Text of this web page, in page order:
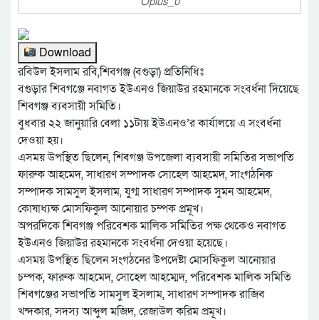
Download
রবিউল ইসলাম রবি,শিবগঞ্জ (বগুড়া) প্রতিনিধিঃ
বগুড়ার শিবগঞ্জে নবাগত ইউএনও জিয়াউর রহমানকে সংবর্ধনা দিয়েছে
শিবগঞ্জ ব্যবসায়ী সমিতি।
বুধবার ২২ জানুয়ারি বেলা ১১টায় ইউএনও’র কার্যালয়ে এ সংবর্ধনা
দেওয়া হয়।
এসময় উপস্থিত ছিলেন, শিবগঞ্জ উপজেলা ব্যবসায়ী সমিতির সভাপতি
ফারুক আহমেদ, সাধারণ সম্পাদক সোহেল আহমেদ, সাংগঠনিক
সম্পাদক সামসুল ইসলাম, যুগ্ম সাধারণ সম্পাদক সুমন আহমেদ,
কোষাধ্যক্ষ মোসফিকুল আনোয়ার চম্পক প্রমূখ।
অপরদিকে শিবগঞ্জ পরিবেশক মালিক সমিতির পক্ষ থেকেও নবাগত
ইউএনও জিয়াউর রহমানকে সংবর্ধনা দেওয়া হয়েছে।
এসময় উপস্থিত ছিলেন সংগঠনের উপদেষ্টা মোসফিকুল আনোয়ার
চম্পক, ফারুক আহমেদ, সোহেল আহম্মেদ, পরিবেশক মালিক সমিতি
শিবগঞ্জের সভাপতি সামসুল ইসলাম, সাধারণ সম্পাদক রাজিব
খন্দকার, সদস্য আব্দুল মজিদ, রেজাউল করিম প্রমূখ।